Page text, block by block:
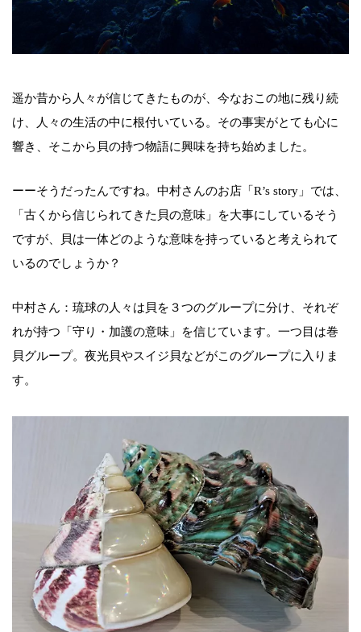
遥か昔から人々が信じてきたものが、今なおこの地に残り続
け、人々の生活の中に根付いている。その事実がとても心に
響き、そこから貝の持つ物語に興味を持ち始めました。
ーーそうだったんですね。中村さんのお店「R’s story」では、
「古くから信じられてきた貝の意味」を大事にしているそう
ですが、貝は一体どのような意味を持っていると考えられて
いるのでしょうか？
中村さん：琉球の人々は貝を３つのグループに分け、それぞ
れが持つ「守り・加護の意味」を信じています。一つ目は巻
貝グループ。夜光貝やスイジ貝などがこのグループに入りま
す。